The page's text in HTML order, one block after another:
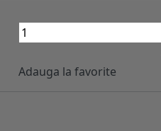
Adauga la favorite